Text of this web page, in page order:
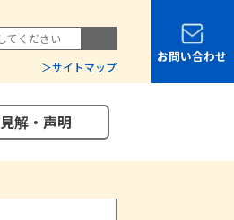
サイトマップ
見解・声明
お問い合わせ